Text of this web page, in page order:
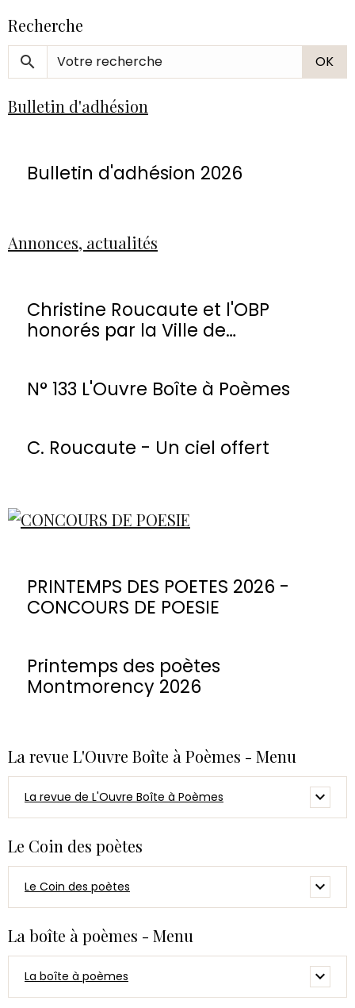
Recherche
OK
Bulletin d'adhésion
Bulletin d'adhésion 2026
Annonces, actualités
Christine Roucaute et l'OBP
honorés par la Ville de
N° 133 L'Ouvre Boîte à Poèmes
C. Roucaute - Un ciel offert
PRINTEMPS DES POETES 2026 -
CONCOURS DE POESIE
Printemps des poètes
Montmorency 2026
La revue L'Ouvre Boîte à Poèmes - Menu
La revue de L'Ouvre Boîte à Poèmes
Le Coin des poètes
Le Coin des poètes
La boîte à poèmes - Menu
La boîte à poèmes